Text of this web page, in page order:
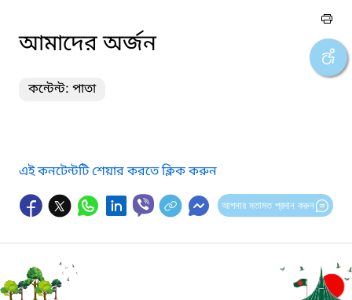
আমাদের অর্জন
কন্টেন্ট: পাতা
এই কনটেন্টটি শেয়ার করতে ক্লিক করুন
আপনার মতামত প্রদান করুন